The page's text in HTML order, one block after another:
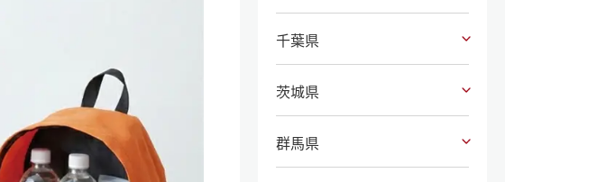
千葉県
茨城県
群馬県